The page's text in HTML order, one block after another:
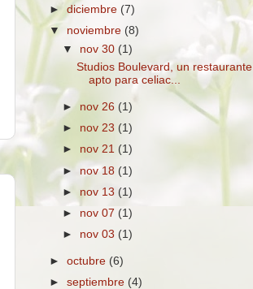
►diciembre (7)
▼ noviembre (8)
▼ nov 30(1)
Studios Boulevard, un restaurante
apto para celiac...
► nov 26 (1)
► nov 23 (1)
► nov 21 (1)
► nov 18 (1)
►nov 13(1)
► nov 07 (1)
► nov 03 (1)
►octubre (6)
►septiembre (4)